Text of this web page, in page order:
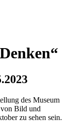
des Museum
Bild und
zu sehen sein.